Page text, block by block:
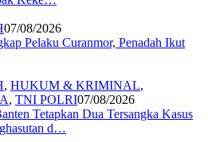
07/08/2026
Pelaku Curanmor, Penadah Ikut
, HUKUM & KRIMINAL,
, TNI POLRI07/08/2026
Tetapkan Dua Tersangka Kasus
d…